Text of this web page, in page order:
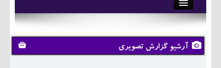
آرشیو
تماس با ما
وبلاگ
آرشیو گزارش تصویری